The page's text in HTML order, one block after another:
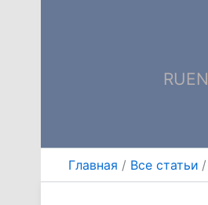
RUEN
Главная Все статьи